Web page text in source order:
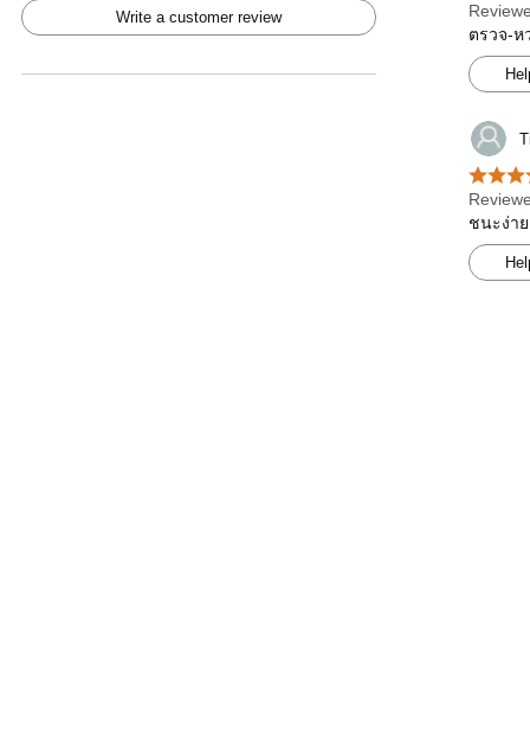
Write a customer review
ตรวจ-ห
ชนะง่า